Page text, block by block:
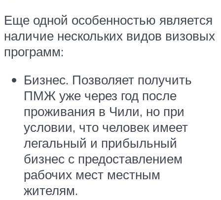
Еще одной особенностью является
наличие нескольких видов визовых
программ:
Бизнес. Позволяет получить
ПМЖ уже через год после
проживания в Чили, но при
условии, что человек имеет
легальный и прибыльный
бизнес с предоставлением
рабочих мест местным
жителям.